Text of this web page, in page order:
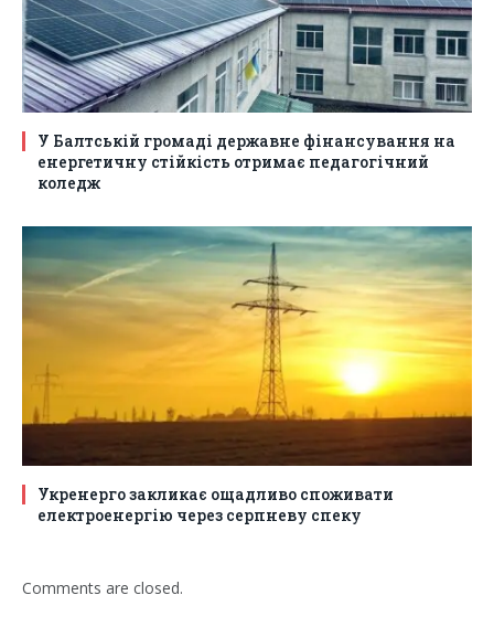
У Балтській громаді державне фінансування на
енергетичну стійкість отримає педагогічний
коледж
Укренерго закликає ощадливо споживати
електроенергію через серпневу спеку
Comments are closed.